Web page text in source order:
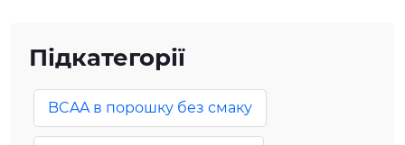
Підкатегорії
BCAA в порошку без смаку